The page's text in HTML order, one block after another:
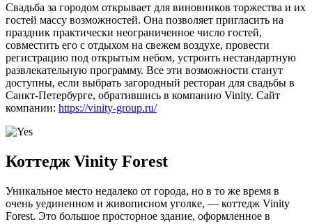
Свадьба за городом открывает для виновников торжества и их
гостей массу возможностей. Она позволяет пригласить на
праздник практически неограниченное число гостей,
совместить его с отдыхом на свежем воздухе, провести
регистрацию под открытым небом, устроить нестандартную
развлекательную программу. Все эти возможности станут
доступны, если выбрать загородный ресторан для свадьбы в
Санкт-Петербурге, обратившись в компанию Vinity. Сайт
компании: https://vinity-group.ru/
Коттедж Vinity Forest
Уникальное место недалеко от города, но в то же время в
очень уединенном и живописном уголке, — коттедж Vinity
Forest. Это большое просторное здание, оформленное в